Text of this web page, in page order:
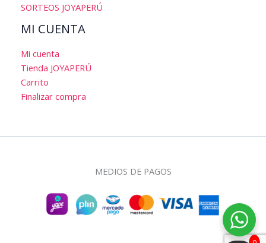
SORTEOS JOYAPERÚ
MI CUENTA
Mi cuenta
Tienda JOYAPERÚ
Carrito
Finalizar compra
MEDIOS DE PAGOS